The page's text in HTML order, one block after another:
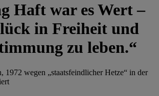
Haft war es Wert –
in Freiheit und
zu leben.“
1972 wegen „staatsfeindlicher Hetze“ in der